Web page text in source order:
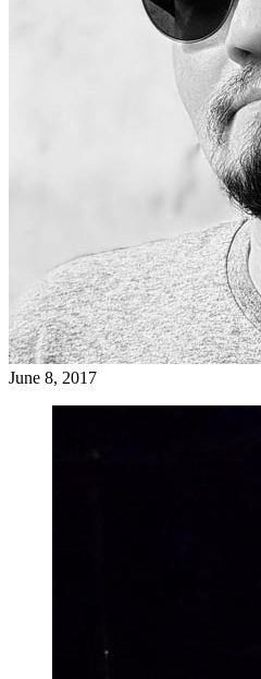
June 8, 2017